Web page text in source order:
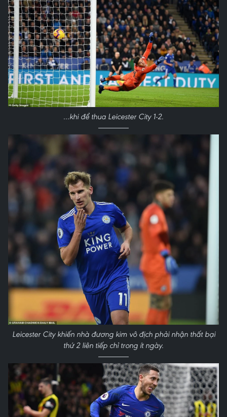
...khi để thua Leicester City 1-2.
Leicester City khiến nhà đương kim vô địch phải nhận thất bại
thứ 2 liên tiếp chỉ trong ít ngày.